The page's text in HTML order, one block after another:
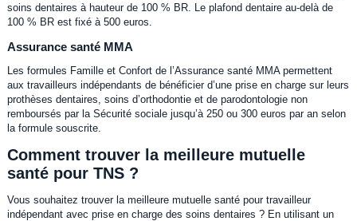
soins dentaires à hauteur de 100 % BR. Le plafond dentaire au-delà de
100 % BR est fixé à 500 euros.
Assurance santé MMA
Les formules Famille et Confort de l’Assurance santé MMA permettent
aux travailleurs indépendants de bénéficier d’une prise en charge sur leurs
prothèses dentaires, soins d’orthodontie et de parodontologie non
remboursés par la Sécurité sociale jusqu’à 250 ou 300 euros par an selon
la formule souscrite.
Comment trouver la meilleure mutuelle
santé pour TNS ?
Vous souhaitez trouver la meilleure mutuelle santé pour travailleur
indépendant avec prise en charge des soins dentaires ? En utilisant un